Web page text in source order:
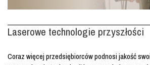
Laserowe technologie przyszłości
Coraz więcej przedsiębiorców podnosi jakość